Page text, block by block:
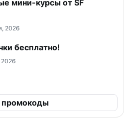
мини-курсы от SF
2026
бесплатно!
2026
промокоды